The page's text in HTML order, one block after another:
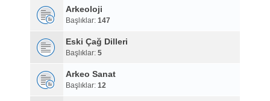
Arkeoloji
Başlıklar: 147
Eski Çağ Dilleri
Başlıklar: 5
Arkeo Sanat
Başlıklar: 12